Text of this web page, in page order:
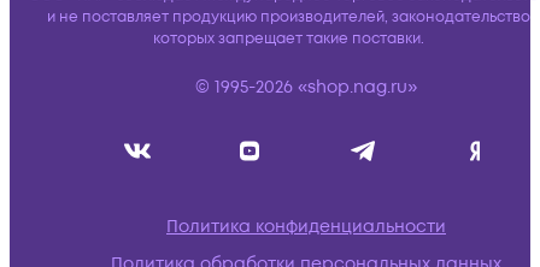
и не поставляет продукцию производителей, законодательство
которых запрещает такие поставки.
© 1995-2026 «shop.nag.ru»
Политика конфиденциальности